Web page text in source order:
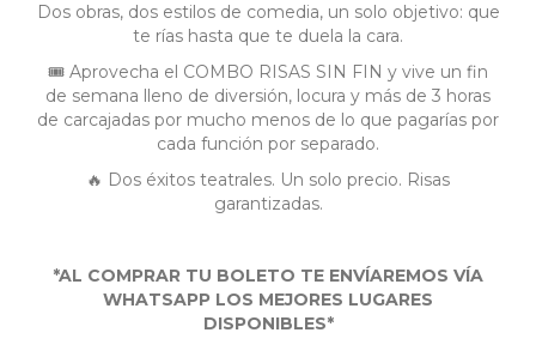
Dos obras, dos estilos de comedia, un solo objetivo: que
te rías hasta que te duela la cara.
🎟️ Aprovecha el COMBO RISAS SIN FIN y vive un fin
de semana lleno de diversión, locura y más de 3 horas
de carcajadas por mucho menos de lo que pagarías por
cada función por separado.
🔥 Dos éxitos teatrales. Un solo precio. Risas
garantizadas.
*AL COMPRAR TU BOLETO TE ENVÍAREMOS VÍA
WHATSAPP LOS MEJORES LUGARES
DISPONIBLES*